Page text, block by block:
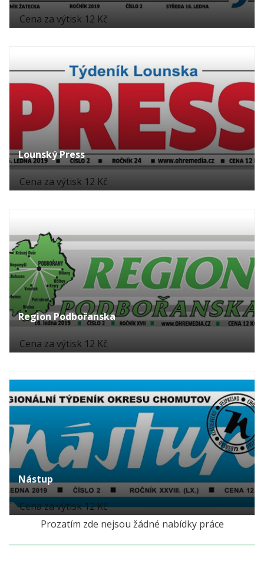
Cena za výtisk 12 Kč
Lounský Press
Cena za výtisk 12 Kč
Region Podbořanska
Cena za výtisk 12 Kč
Nástup
Cena za výtisk 12 Kč
Prozatím zde nejsou žádné nabídky práce